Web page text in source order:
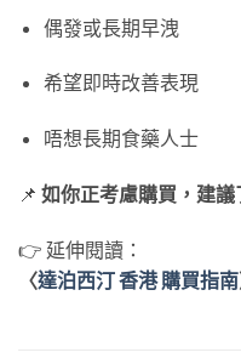
偶發或長期早洩
希望即時改善表現
唔想長期食藥人士
📌 如你正考慮購買，建議
👉 延伸閱讀：
〈達泊西汀 香港 購買指南